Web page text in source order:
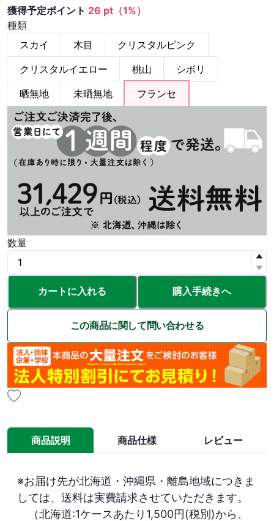
獲得予定ポイント 26 pt（1%）
種類
スカイ
木目
クリスタルピンク
クリスタルイエロー
桃山
シボリ
晒無地
未晒無地 フランセ
数量
カートに入れる 購入手続きへ
この商品に関して問い合わせる
商品説明 商品仕様 レビュー
※お届け先が北海道・沖縄県・離島地域につきま
しては、送料は実費請求させていただきます。
（北海道:1ケースあたり1,500円(税別)から、